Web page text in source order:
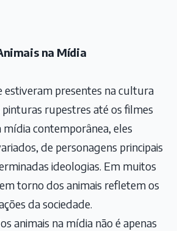
na Mídia
estiveram presentes na cultura
pinturas rupestres até os filmes
contemporânea, eles
de personagens principais
ideologias. Em muitos
torno dos animais refletem os
da sociedade.
animais na mídia não é apenas